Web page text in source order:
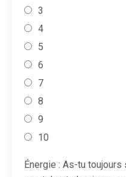
3
4
5
6
7
8
9
10
Énergie : As-tu